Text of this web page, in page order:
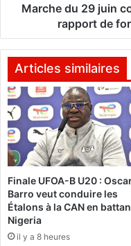
i
r
a
t
i
f
d
e
B
o
b
o
u
i
c
o
n
t
r
e
l
e
s
é
n
a
Marche du 29 juin
rapport de
Articles similaires
Finale UFOA-B U20 :
Barro veut conduire les
Étalons à la CAN en
Nigeria
il y a 8 heures